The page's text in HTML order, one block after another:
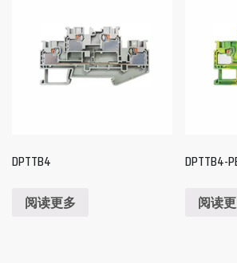
DPTTB4
阅读更多
DPTTB4-
阅读